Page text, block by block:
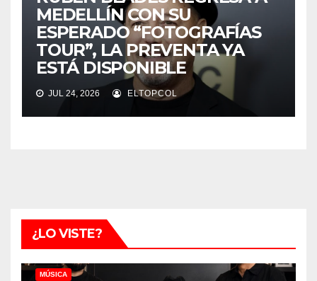
MEDELLÍN CON SU
ESPERADO “FOTOGRAFÍAS
TOUR”, LA PREVENTA YA
ESTÁ DISPONIBLE
JUL 24, 2026 ELTOPCOL
¿LO VISTE?
MÚSICA